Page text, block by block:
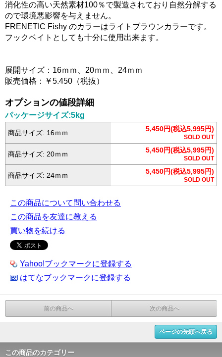
消化性の高い天然素材100％で製造されており自然分解する
ので環境悪影響を与えません。
FRENETIC Fishy のカラーはライトブラウンカラーです。
フックベイトとしても十分に使用出来ます。
展開サイズ：16ｍｍ、20ｍｍ、24ｍｍ
販売価格：￥5.450（税抜）
オプションの値段詳細
パッケージサイズ:5kg
商品サイズ: 16ｍｍ 5,450円(税込5,995円)
SOLD OUT
商品サイズ: 20ｍｍ 5,450円(税込5,995円)
SOLD OUT
商品サイズ: 24ｍｍ 5,450円(税込5,995円)
SOLD OUT
この商品について問い合わせる
この商品を友達に教える
買い物を続ける
Yahoo!ブックマークに登録する
はてなブックマークに登録する
前の商品へ 次の商品へ
ページの先頭へ戻る
この商品のカテゴリー